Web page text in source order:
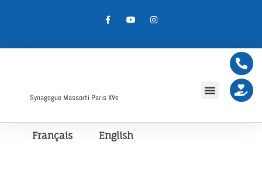
Synagogue Massorti Paris XVe
Français English